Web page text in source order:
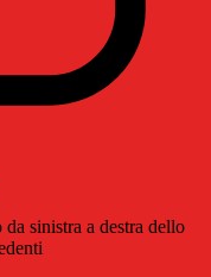
sinistra a destra dello